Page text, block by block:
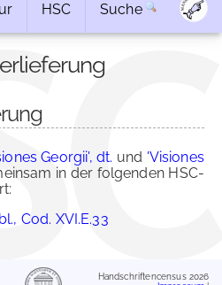
HSC Suche
Georgii', dt. und 'Visiones
in der folgenden HSC-
Cod. XVI.E.33
Handschriftencensus 2026